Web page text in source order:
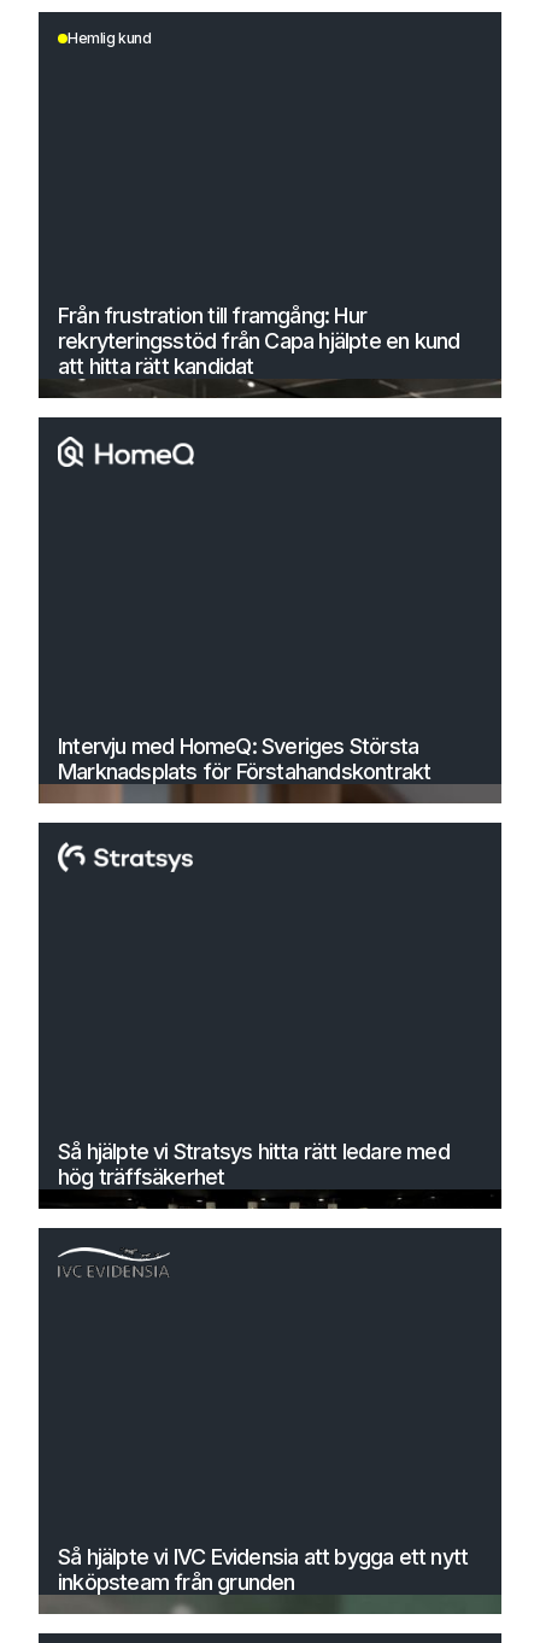
Hemlig kund
Från frustration till framgång: Hur
rekryteringsstöd från Capa hjälpte en kund
att hitta rätt kandidat
Intervju med HomeQ: Sveriges Största
Marknadsplats för Förstahandskontrakt
Så hjälpte vi Stratsys hitta rätt ledare med
hög träffsäkerhet
Så hjälpte vi IVC Evidensia att bygga ett nytt
inköpsteam från grunden